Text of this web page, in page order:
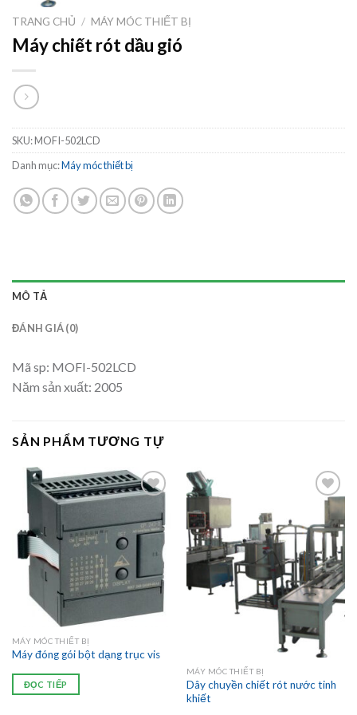
TRANG CHỦ / MÁY MÓC THIẾT BỊ
Máy chiết rót dầu gió
SKU:MOFI-502LCD
Danh mục:Máy móc thiết bị
MÔ TẢ
ĐÁNH GIÁ (0)
Mã sp: MOFI-502LCD
Năm sản xuất: 2005
SẢN PHẨM TƯƠNG TỰ
MÁY MÓC THIẾT BỊ
Máy đóng gói bột dạng trục vis
ĐỌC TIẾP
MÁY MÓC THIẾT BỊ
Dây chuyền chiết rót nước tinh
khiết